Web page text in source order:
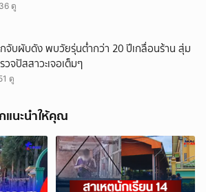
ดู
จับผับดัง พบวัยรุ่นต่ำกว่า 20 ปีเกลื่อนร้าน สุ่ม
วจปัสสาวะเจอเต็มๆ
ดู
นะนำให้คุณ